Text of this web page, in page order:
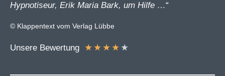
Hypnotiseur, Erik Maria Bark, um Hilfe …“
© Klappentext vom Verlag Lübbe
Unsere Bewertung ★ ★ ★ ★ ★